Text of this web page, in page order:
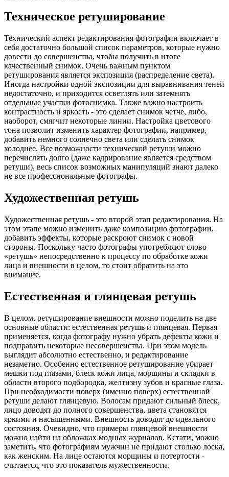
Техническое ретуширование
Технический аспект редактирования фотографии включает в
себя достаточно большой список параметров, которые нужно
довести до совершенства, чтобы получить в итоге
качественный снимок. Очень важным пунктом
ретуширования является экспозиция (распределение света).
Иногда настройки одной экспозиции для выравнивания теней
недостаточно, и приходится осветлять или затемнять
отдельные участки фотоснимка. Также важно настроить
контрастность и яркость - это сделает снимок четче, либо,
наоборот, смягчит некоторые линии. Настройка цветового
тона позволит изменить характер фотографии, например,
добавить немного солнечно света или сделать снимок
холоднее. Все возможности технической ретуши можно
перечислять долго (даже кадрирование является средством
ретуши), весь список возможных манипуляций знают далеко
не все профессиональные фотографы.
Художественная ретушь
Художественная ретушь - это второй этап редактирования. На
этом этапе можно изменить даже композицию фотографии,
добавить эффекты, которые раскроют снимок с новой
стороны. Поскольку часто фотографы употребляют слово
«ретушь» непосредственно к процессу по обработке кожи
лица и внешности в целом, то стоит обратить на это
внимание.
Естественная и глянцевая ретушь
В целом, ретуширование внешности можно поделить на две
основные области: естественная ретушь и глянцевая. Первая
применяется, когда фотографу нужно убрать дефекты кожи и
подправить некоторые несовершенства. При этом модель
выглядит абсолютно естественно, и редактирование
незаметно. Особенно естественное ретуширование убирает
мешки под глазами, блеск кожи лица, морщины и складки в
области второго подбородка, желтизну зубов и красные глаза.
При необходимости поверх (именно поверх) естественной
ретуши делают глянцевую. Волосам придают сильный блеск,
лицо доводят до полного совершенства, цвета становятся
яркими и насыщенными. Внешность доводят до идеального
состояния. Очевидно, что примеры глянцевой внешности
можно найти на обложках модных журналов. Кстати, можно
заметить, что фотографиям мужчин не придают столько лоска,
как женским. На лице остаются морщины и потертости -
считается, что это показатель мужественности.